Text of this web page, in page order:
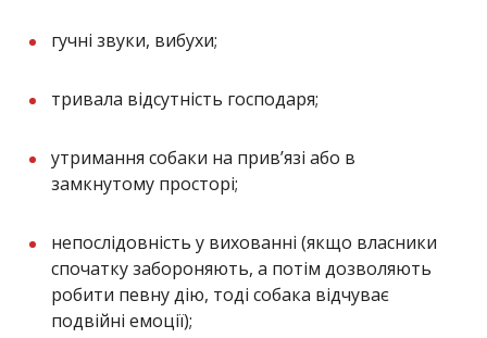
гучні звуки, вибухи;
тривала відсутність господаря;
утримання собаки на прив’язі або в
замкнутому просторі;
непослідовність у вихованні (якщо власники
спочатку забороняють, а потім дозволяють
робити певну дію, тоді собака відчуває
подвійні емоції);